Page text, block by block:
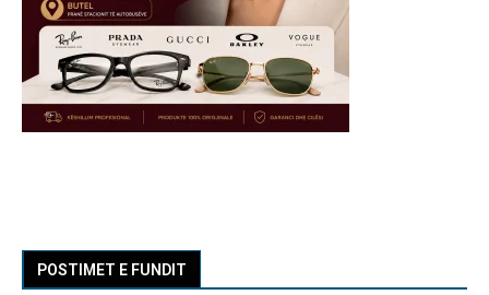
POSTIMET E FUNDIT